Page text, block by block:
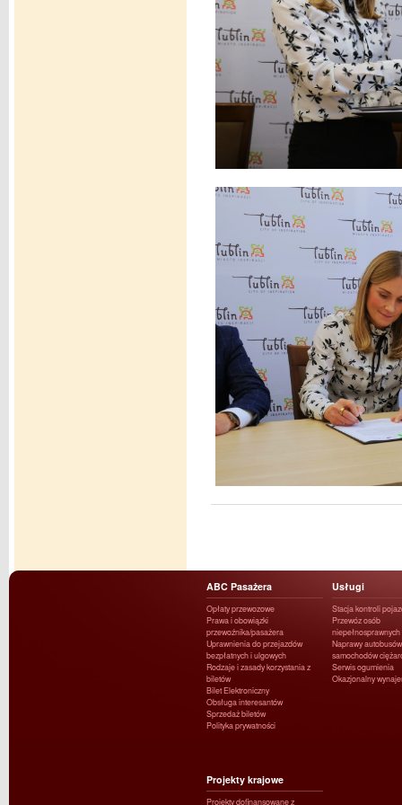
ABC Pasażera
Opłaty przewozowe
Prawa i obowiązki
przewoźnika/pasażera
Uprawnienia do przejazdów
bezpłatnych i ulgowych
Rodzaje i zasady korzystania z
biletów
Bilet Elektroniczny
Obsługa interesantów
Sprzedaż biletów
Polityka prywatności
Usługi
Stacja kontroli
Przewóz osób
niepełnosprawnych
Naprawy
samochodów
Serwis ogumienia
Okazjonalny
Projekty krajowe
Projekty dofinansowane z